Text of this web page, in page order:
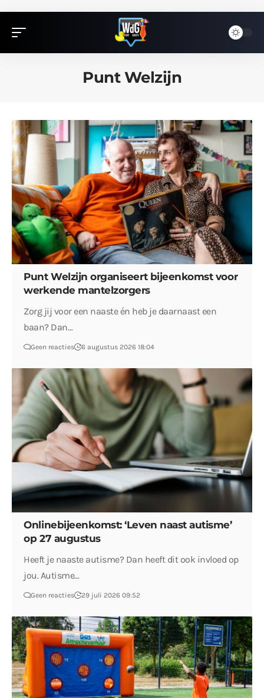
Punt Welzijn
Punt Welzijn organiseert bijeenkomst voor
werkende mantelzorgers
Zorg jij voor een naaste én heb je daarnaast een
baan? Dan…
Geen reacties 6 augustus 2026 18:04
Onlinebijeenkomst: ‘Leven naast autisme’
op 27 augustus
Heeft je naaste autisme? Dan heeft dit ook invloed op
jou. Autisme…
Geen reacties 29 juli 2026 09:52